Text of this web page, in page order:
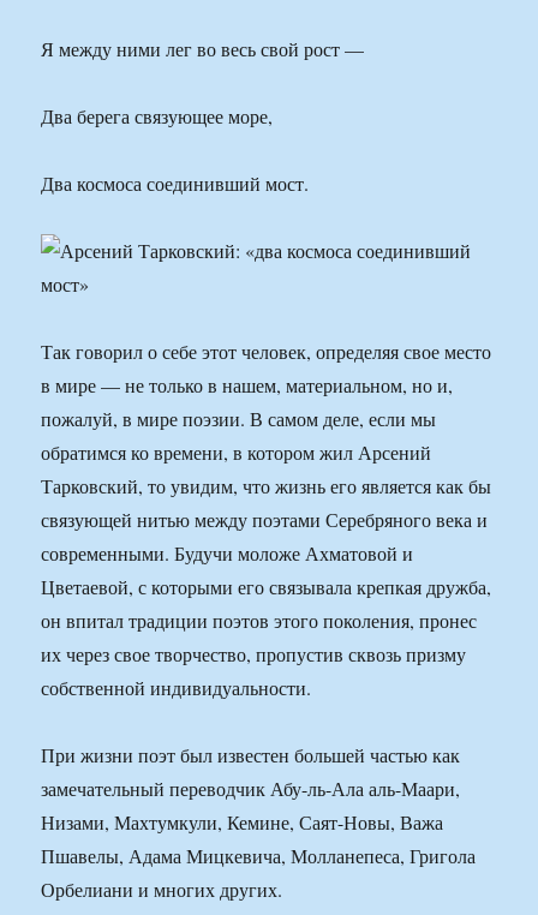
Я между ними лег во весь свой рост —
Два берега связующее море,
Два космоса соединивший мост.
Так говорил о себе этот человек, определяя свое место
в мире — не только в нашем, материальном, но и,
пожалуй, в мире поэзии. В самом деле, если мы
обратимся ко времени, в котором жил Арсений
Тарковский, то увидим, что жизнь его является как бы
связующей нитью между поэтами Серебряного века и
современными. Будучи моложе Ахматовой и
Цветаевой, с которыми его связывала крепкая дружба,
он впитал традиции поэтов этого поколения, пронес
их через свое творчество, пропустив сквозь призму
собственной индивидуальности.
При жизни поэт был известен большей частью как
замечательный переводчик Абу-ль-Ала аль-Маари,
Низами, Махтумкули, Кемине, Саят-Новы, Важа
Пшавелы, Адама Мицкевича, Молланепеса, Григола
Орбелиани и многих других.